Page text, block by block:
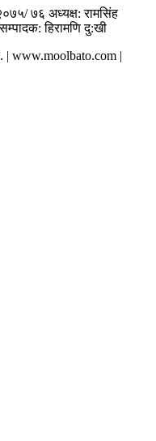
७६ अध्यक्ष: रामसिंह
सम्पादक: हिरामणि दु:खी
| www.moolbato.com |